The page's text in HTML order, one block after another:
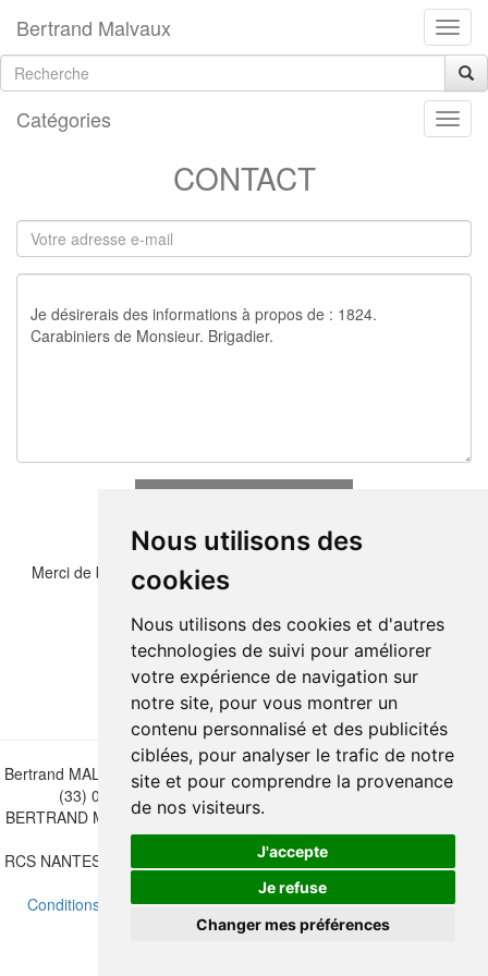
Nous utilisons des
cookies
Nous utilisons des cookies et d'autres
technologies de suivi pour améliorer
votre expérience de navigation sur
notre site, pour vous montrer un
contenu personnalisé et des publicités
ciblées, pour analyser le trafic de notre
site et pour comprendre la provenance
de nos visiteurs.
J'accepte
Je refuse
Changer mes préférences
Bertrand Malvaux
Catégories
CONTACT
Merci de bien vouloir recopier les chiffres et lettre ci-dessous :
Bertrand MALVAUX - 22 rue Crébillon, 44000 Nantes - FRANCE - Tél.
(33) 02 40 733 600 — bertrand.malvaux@wanadoo.fr
BERTRAND MALVAUX - ÉDITIONS DU CANONNIER SARL au capital
de 47.000 EUROS
RCS NANTES B 442 295 077 - N° INTRACOMMUNAUTAIRE CEE FR
30 442 295 077
Conditions de vente-Mettre à jour vos préférences de cookies